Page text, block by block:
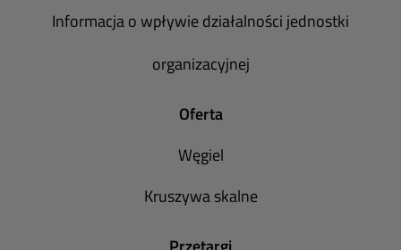
Informacja o wpływie działalności jednostki
organizacyjnej
Oferta
Węgiel
Kruszywa skalne